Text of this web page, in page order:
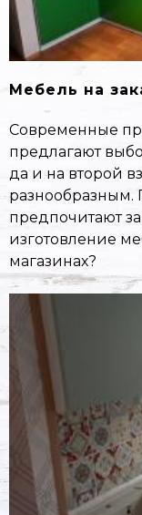
Мебель на
Современные
предлагают
да и на второй
разнообразным.
предпочитают
изготовление
магазинах?